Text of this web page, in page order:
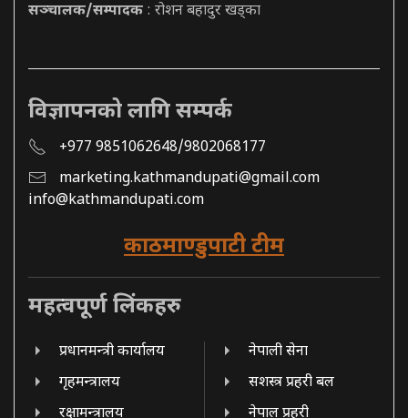
सञ्चालक/सम्पादक : रोशन बहादुर खड्का
विज्ञापनको लागि सम्पर्क
+977 9851062648/9802068177
marketing.kathmandupati@gmail.com
info@kathmandupati.com
काठमाण्डुपाटी टीम
महत्वपूर्ण लिंकहरु
प्रधानमन्त्री कार्यालय
गृहमन्त्रालय
रक्षामन्त्रालय
नेपाली सेना
सशस्त्र प्रहरी बल
नेपाल प्रहरी